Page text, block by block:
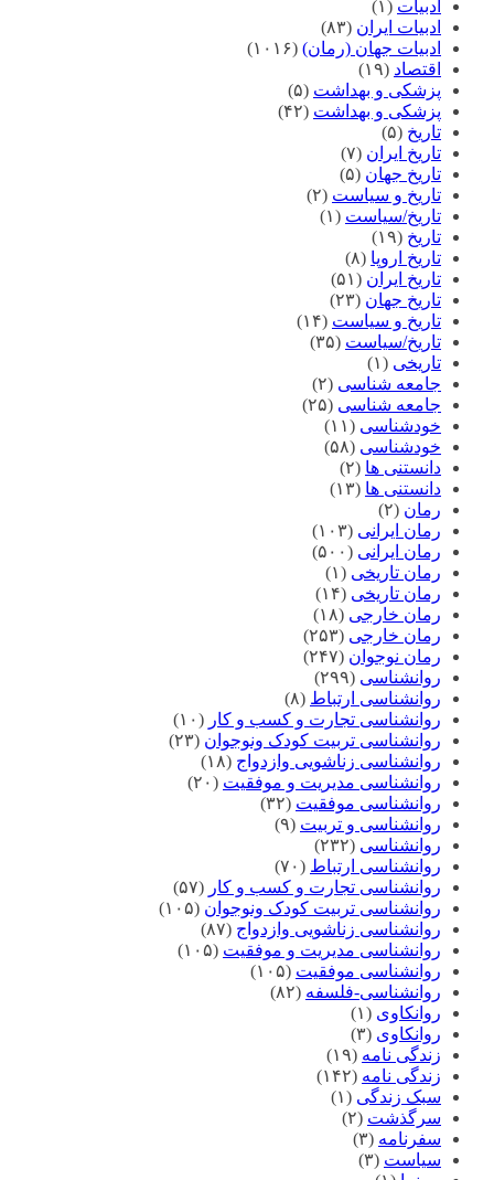
ادبیات (۱)
ادبیات ایران (۸۳)
ادبیات جهان (رمان) (۱۰۱۶)
اقتصاد (۱۹)
پزشکی و بهداشت (۵)
پزشکی و بهداشت (۴۲)
تاریخ (۵)
تاریخ ایران (۷)
تاریخ جهان (۵)
تاریخ و سیاست (۲)
تاریخ/سیاست (۱)
تاریخ (۱۹)
تاریخ اروپا (۸)
تاریخ ایران (۵۱)
تاریخ جهان (۲۳)
تاریخ و سیاست (۱۴)
تاریخ/سیاست (۳۵)
تاریخی (۱)
جامعه شناسی (۲)
جامعه شناسی (۲۵)
خودشناسی (۱۱)
خودشناسی (۵۸)
دانستنی ها (۲)
دانستنی ها (۱۳)
رمان (۲)
رمان ایرانی (۱۰۳)
رمان ایرانی (۵۰۰)
رمان تاریخی (۱)
رمان تاریخی (۱۴)
رمان خارجی (۱۸)
رمان خارجی (۲۵۳)
رمان نوجوان (۲۴۷)
روانشناسی (۲۹۹)
روانشناسی ارتباط (۸)
روانشناسی تجارت و کسب و کار (۱۰)
روانشناسی تربیت کودک ونوجوان (۲۳)
روانشناسی زناشویی وازدواج (۱۸)
روانشناسی مدیریت و موفقیت (۲۰)
روانشناسی موفقیت (۳۲)
روانشناسی و تربیت (۹)
روانشناسی (۲۳۲)
روانشناسی ارتباط (۷۰)
روانشناسی تجارت و کسب و کار (۵۷)
روانشناسی تربیت کودک ونوجوان (۱۰۵)
روانشناسی زناشویی وازدواج (۸۷)
روانشناسی مدیریت و موفقیت (۱۰۵)
روانشناسی موفقیت (۱۰۵)
روانشناسی-فلسفه (۸۲)
روانکاوی (۱)
روانکاوی (۳)
زندگی نامه (۱۹)
زندگی نامه (۱۴۲)
سبک زندگی (۱)
سرگذشت (۲)
سفرنامه (۳)
سیاست (۳)